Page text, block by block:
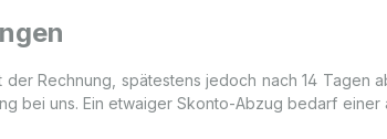
der Rechnung, spätestens jedoch nach 14
bei uns. Ein etwaiger Skonto-Abzug bedarf